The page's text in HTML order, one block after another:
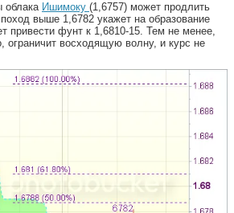
облака Ишимоку (1,6757) может продлить
выше 1,6782 укажет на образование
привести фунт к 1,6810-15. Тем не менее,
ограничит восходящую волну, и курс не